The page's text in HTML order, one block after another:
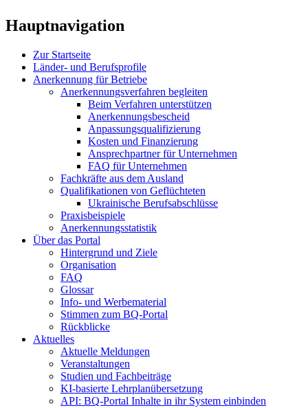
Hauptnavigation
Zur Startseite
Länder- und Berufsprofile
Anerkennung für Betriebe
Anerkennungsverfahren begleiten
Beim Verfahren unterstützen
Anerkennungsbescheid
Anpassungsqualifizierung
Kosten und Finanzierung
Ansprechpartner für Unternehmen
FAQ für Unternehmen
Fachkräfte aus dem Ausland
Qualifikationen von Geflüchteten
Ukrainische Berufsabschlüsse
Praxisbeispiele
Anerkennungsstatistik
Über das Portal
Hintergrund und Ziele
Organisation
FAQ
Glossar
Info- und Werbematerial
Stimmen zum BQ-Portal
Rückblicke
Aktuelles
Aktuelle Meldungen
Veranstaltungen
Studien und Fachbeiträge
KI-basierte Lehrplanübersetzung
API: BQ-Portal Inhalte in ihr System einbinden